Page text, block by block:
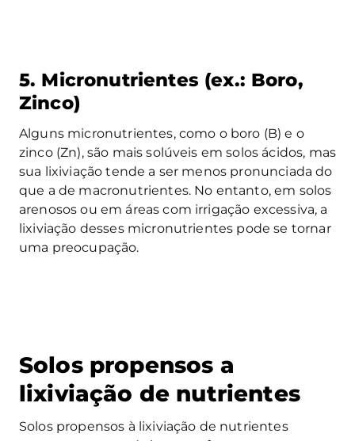
5. Micronutrientes (ex.: Boro,
Zinco)
Alguns micronutrientes, como o boro (B) e o
zinco (Zn), são mais solúveis em solos ácidos, mas
sua lixiviação tende a ser menos pronunciada do
que a de macronutrientes. No entanto, em solos
arenosos ou em áreas com irrigação excessiva, a
lixiviação desses micronutrientes pode se tornar
uma preocupação.
Solos propensos a
lixiviação de nutrientes
Solos propensos à lixiviação de nutrientes